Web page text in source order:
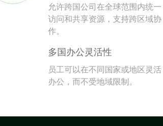
允许跨国公司在全球范围内统一
访问和共享资源，支持跨区域协
作。
多国办公灵活性
员工可以在不同国家或地区灵活
办公，而不受地域限制。